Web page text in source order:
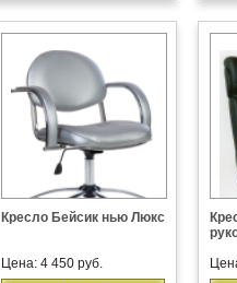
Кресло Бейсик нью Люкс
Цена: 4 450 руб.